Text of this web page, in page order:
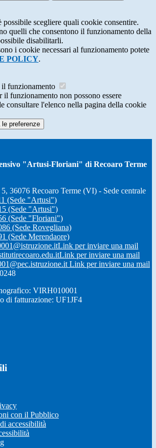
possibile scegliere quali cookie consentire.
quelli che consentono il funzionamento della
disabilitarli.
i cookie necessari al funzionamento potete
POLICY.
il funzionamento
il funzionamento non possono essere
consultare l'elenco nella pagina della cookie
le preferenze
"Artusi-Floriani" di Recoaro Terme
36076 Recoaro Terme (VI) - Sede centrale
(Sede "Artusi")
(Sede "Artusi")
(Sede "Floriani")
(Sede Rovegliana)
(Sede Merendaore)
Link per inviare una mail
Link per inviare una mail
Link per inviare una mail
VIRH010001
di fatturazione: UF1JF4
con il Pubblico
accessibilità